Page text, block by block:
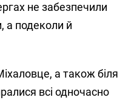
не забезпечили
а подеколи й
а також біля
всі одночасно